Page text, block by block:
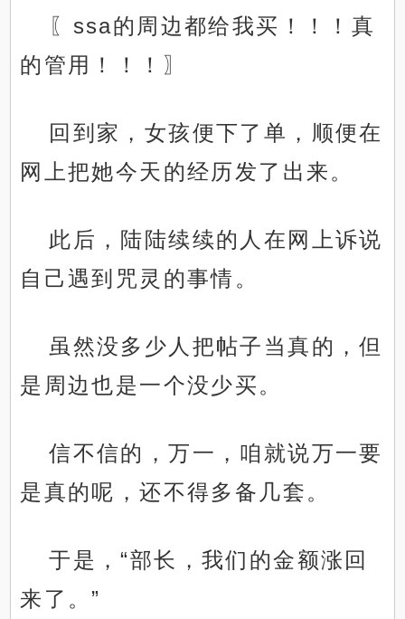
〖ssa的周边都给我买！！！真
的管用！！！〗
回到家，女孩便下了单，顺便在
网上把她今天的经历发了出来。
此后，陆陆续续的人在网上诉说
自己遇到咒灵的事情。
虽然没多少人把帖子当真的，但
是周边也是一个没少买。
信不信的，万一，咱就说万一要
是真的呢，还不得多备几套。
于是，“部长，我们的金额涨回
来了。”